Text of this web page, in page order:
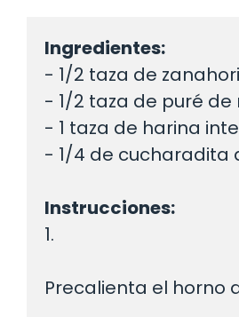
Ingredientes:
- 1/2 taza de
- 1/2 taza de puré de
- 1 taza de harina
- 1/4 de cucharadita
Instrucciones:
1.
Precalienta el horno a